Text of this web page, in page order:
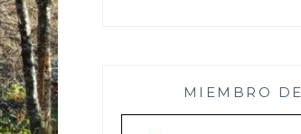
MIEMBRO DE